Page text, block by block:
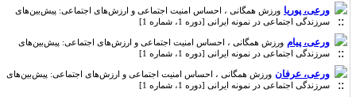
ورعی، پوریا ورزش همگانی ، احساس امنیت اجتماعی و ارزش‌های اجتماعی: پیش‌بین‌های
سرزندگی اجتماعی در نمونه ایرانی [دوره 1، شماره 1]
ورعی، پیام ورزش همگانی ، احساس امنیت اجتماعی و ارزش‌های اجتماعی: پیش‌بین‌های
سرزندگی اجتماعی در نمونه ایرانی [دوره 1، شماره 1]
ورعی، عرفان ورزش همگانی ، احساس امنیت اجتماعی و ارزش‌های اجتماعی: پیش‌بین‌های
سرزندگی اجتماعی در نمونه ایرانی [دوره 1، شماره 1]